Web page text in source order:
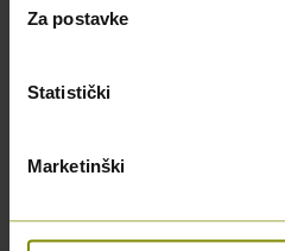
Za postavke
Statistički
Marketinški